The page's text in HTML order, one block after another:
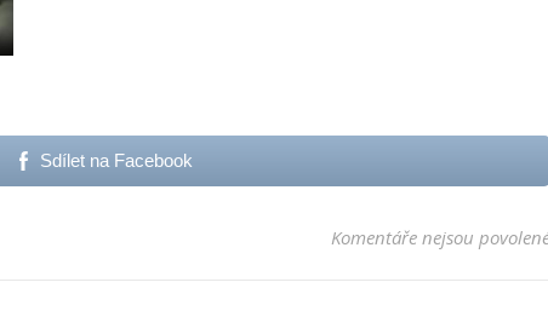
Sdílet na Facebook
Komentáře nejsou